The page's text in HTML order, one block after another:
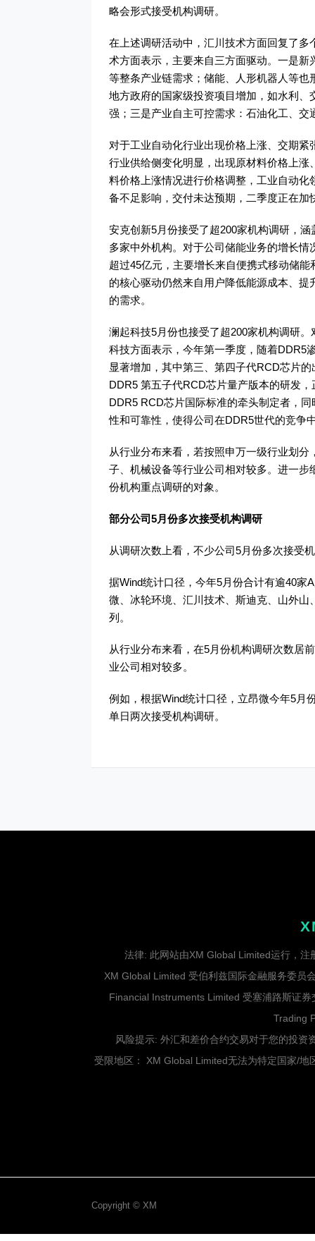
略会形式接受机构调研。
在上述调研活动中，汇川技术方面回复了
术方面表示，主要来自三方面驱动。一是
等整条产业链需求；储能、人形机器人等也
地方政府的国家级投资项目增加，如水利
强；三是产业自主可控需求：石油化工、
对于工业自动化行业出现价格上涨、交期
行业供给侧变化明显，出现原材料价格上
料价格上涨情况进行价格调整，工业自动
备不足影响，交付未达预期，二季度正在加
安克创新5月份接受了超200家机构调研，
多家中外机构。对于公司储能业务的增长
超过45亿元，主要增长来自便携式移动储
的核心驱动仍然来自用户降低能源成本、
的需求。
澜起科技5月份也接受了超200家机构调研
科技方面表示，今年第一季度，随着DDR5
显著增加，其中第三、第四子代RCD芯片
DDR5 第五子代RCD芯片量产版本的研发
DDR5 RCD芯片国际标准的牵头制定者，
性和可靠性，使得公司在DDR5世代的竞争
从行业分布来看，若按照申万一级行业划
子、机械设备等行业公司相对较多。进一
份机构重点调研的对象。
部分公司5月份多次接受机构调研
从调研次数上看，不少公司5月份多次接受
据Wind统计口径，今年5月份合计有逾40家
微、冰轮环境、汇川技术、斯迪克、山外
列。
从行业分布来看，在5月份机构调研次数居
业公司相对较多。
例如，根据Wind统计口径，立昂微今年5月
单日两次接受机构调研。
法律: 此网站由XM Global Limited运行，
XM Global Limited 受伯利兹国际金融服务委员
Financial Instruments Limited 受塞浦路斯证
Trading
风险提示: 外汇和差价合约交易对于您的投
受限地区： XM Global Limited无法为特定国家/
Copyright © XM